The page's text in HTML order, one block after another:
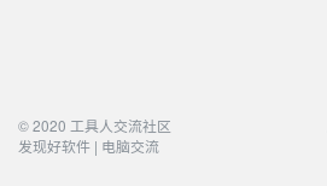
© 2020 工具人交流社区
发现好软件 | 电脑交流